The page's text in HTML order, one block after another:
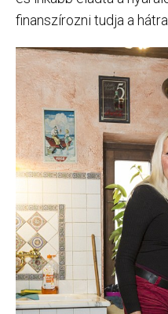
finanszírozni tudja a